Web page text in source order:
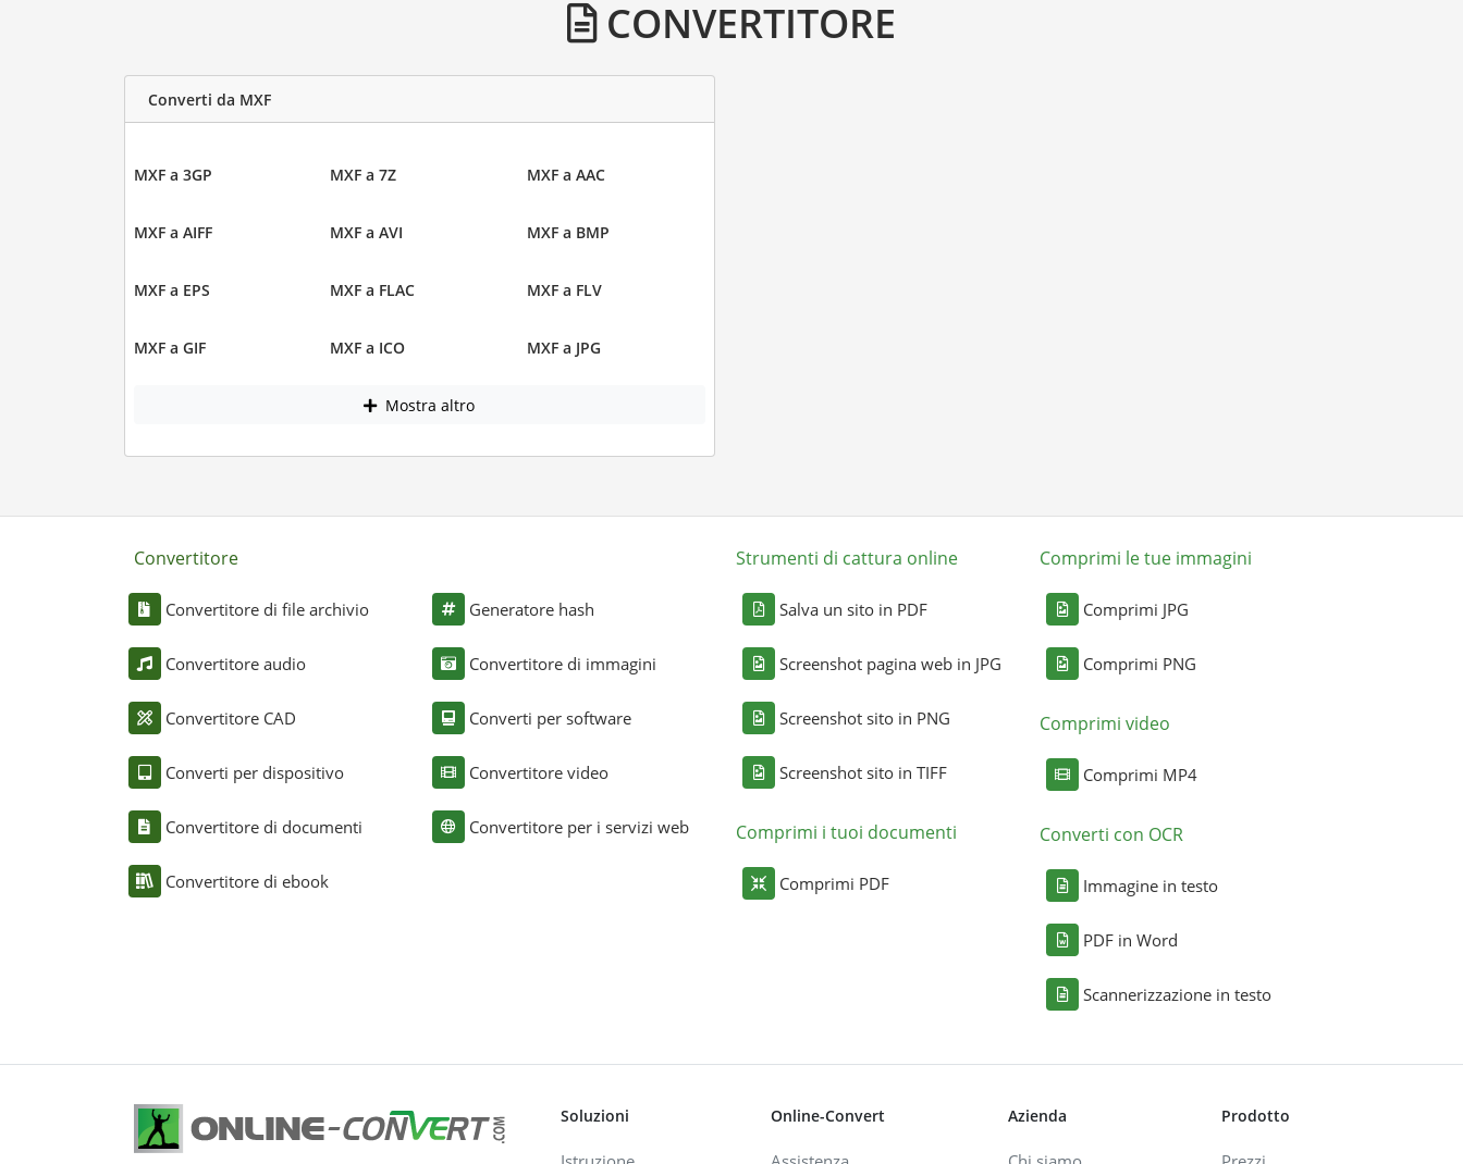
CONVERTITORE
Converti da MXF
MXF a 3GP MXF a 7Z MXF a AAC
MXF a AIFF MXF a AVI MXF a BMP
MXF a EPS MXF a FLAC MXF a FLV
MXF a GIF MXF a ICO MXF a JPG
Mostra altro
Convertitore
Convertitore di file archivio
Convertitore audio
Convertitore CAD
Converti per dispositivo
Convertitore di documenti
Convertitore di ebook
Generatore hash
Convertitore di immagini
Converti per software
Convertitore video
Convertitore per i servizi web
Strumenti di cattura online
Salva un sito in PDF
Screenshot pagina web in JPG
Screenshot sito in PNG
Screenshot sito in TIFF
Comprimi i tuoi documenti
Comprimi PDF
Comprimi le tue immagini
Comprimi JPG
Comprimi PNG
Comprimi video
Comprimi MP4
Converti con OCR
Immagine in testo
PDF in Word
Scannerizzazione in testo
Soluzioni Online-Convert Azienda Prodotto